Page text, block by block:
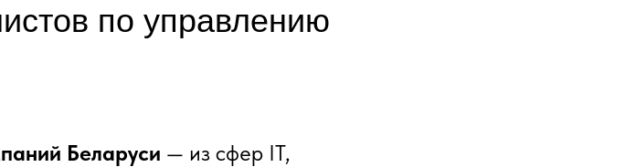
по управлению
Беларуси — из сфер IT,